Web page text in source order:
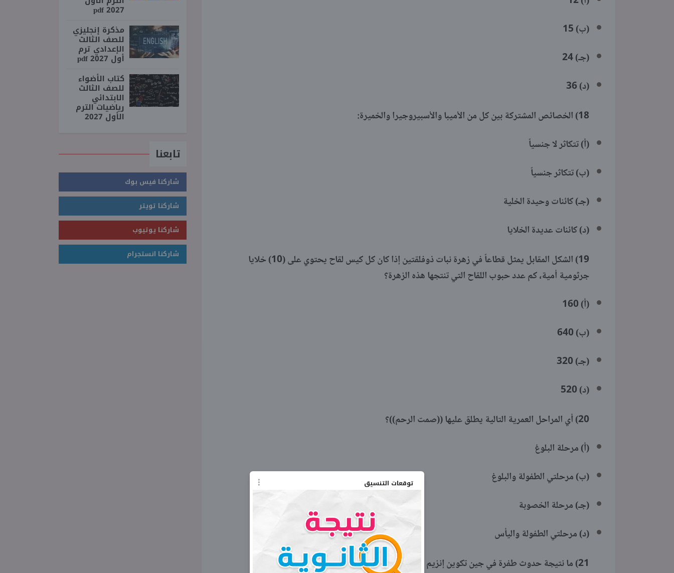
توقعات التنسيق
(ب) 15
(جـ) 24
(د) 36
18) الخصائص المشتركة بين كل من الأميبا والأسبيروجيرا والخميرة:
(أ) تتكاثر لا جنسياً
(ب) تتكاثر جنسياً
(جـ) كائنات وحيدة الخلية
(د) كائنات عديدة الخلايا
19)
الشكل المقابل يمثل قطاعاً في زهرة نبات ذوفلقتين إذا كان كل كيس لقاح يحتوي على (10) خلايا
جرثومية أمية، كم عدد حبوب اللقاح التي تنتجها هذه الزهرة؟
(أ) 160
(ب) 640
(جـ) 320
(د) 520
20) أي المراحل العمرية التالية يطلق عليها ((صمت الرحم))؟
(أ) مرحلة البلوغ
(ب) مرحلتي الطفولة والبلوغ
(جـ) مرحلة الخصوبة
(د) مرحلتي الطفولة واليأس
21) ما نتيجة حدوث طفرة في جين تكوين إنزيم بلمرة DNA في إحدى الخلايا الحية بالجسم؟
2027 pdf
مذكرة إنجليزي
للصف الثالث
الإعدادي ترم
أول 2027 pdf
كتاب الأضواء
للصف الثالث
الابتدائي
رياضيات الترم
الأول 2027
تابعنا
شاركنا فيس بوك
شاركنا تويتر
شاركنا يوتيوب
شاركنا انستجرام